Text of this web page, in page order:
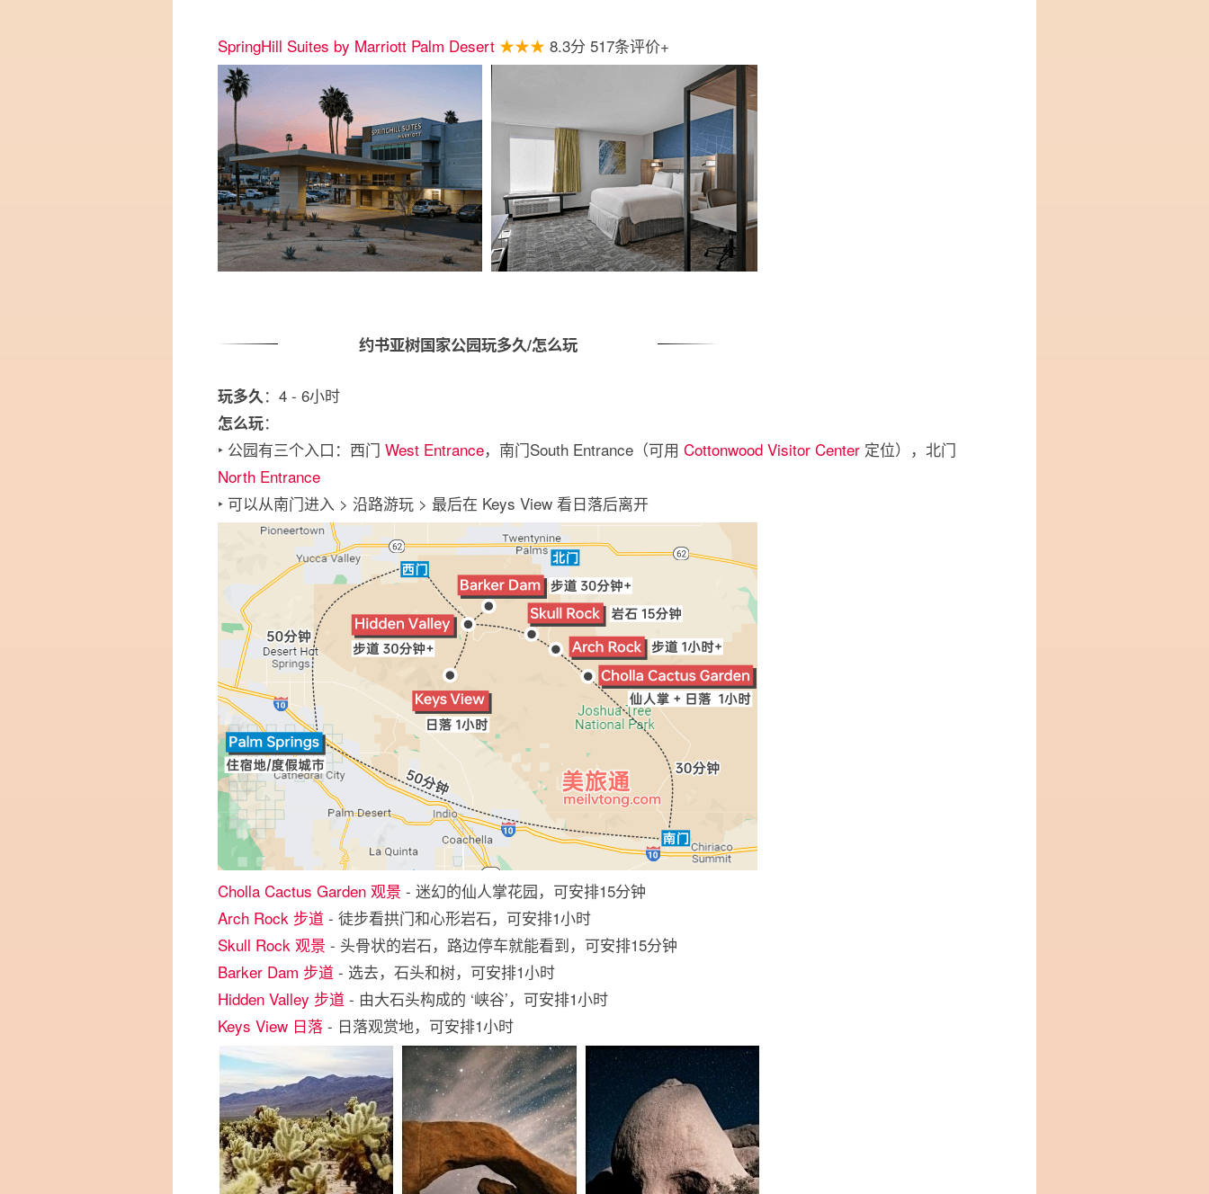
SpringHill Suites by Marriott Palm Desert ★★★ 8.3分 517条评价+
约书亚树国家公园玩多久/怎么玩
玩多久：4 - 6小时
怎么玩：
‣ 公园有三个入口：西门 West Entrance，南门South Entrance（可用 Cottonwood Visitor Center 定位），北门
North Entrance
‣ 可以从南门进入 > 沿路游玩 > 最后在 Keys View 看日落后离开
Cholla Cactus Garden 观景 - 迷幻的仙人掌花园，可安排15分钟
Arch Rock 步道 - 徒步看拱门和心形岩石，可安排1小时
Skull Rock 观景 - 头骨状的岩石，路边停车就能看到，可安排15分钟
Barker Dam 步道 - 选去，石头和树，可安排1小时
Hidden Valley 步道 - 由大石头构成的 ‘峡谷’，可安排1小时
Keys View 日落 - 日落观赏地，可安排1小时